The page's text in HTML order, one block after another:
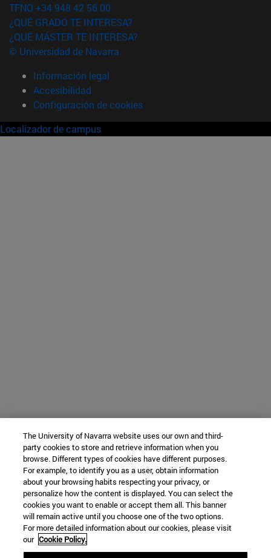
TFNO +34 948 42 56 00
¿QUÉ GRADO TE INTERESA?
¿QUÉ MÁSTER TE INTERESA?
© Universidad de Navarra
Información legal
Accesibilidad
Configuración de cookies
Localizador de campus
The University of Navarra website uses our own and third-
party cookies to store and retrieve information when you
browse. Different types of cookies have different purposes.
For example, to identify you as a user, obtain information
about your browsing habits respecting your privacy, or
personalize how the content is displayed. You can select the
cookies you want to enable or accept them all. This banner
will remain active until you choose one of the two options.
For more detailed information about our cookies, please visit
our Cookie Policy.